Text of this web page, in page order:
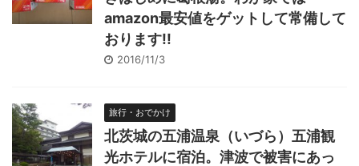
amazon最安値をゲットして常備して
おります!!
2016/11/3
旅行・おでかけ
北茨城の五浦温泉（いづら）五浦観
光ホテルに宿泊。津波で被害にあっ